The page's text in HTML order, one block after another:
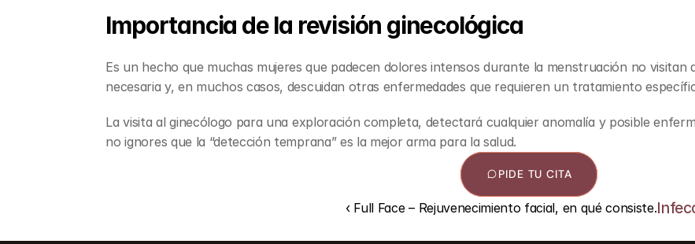
Importancia de la revisión ginecológica
Es un hecho que muchas mujeres que padecen dolores intensos durante la menstruación no
necesaria y, en muchos casos, descuidan otras enfermedades que requieren un tratamiento
La visita al ginecólogo para una exploración completa, detectará cualquier anomalía y posible
no ignores que la “detección temprana” es la mejor arma para la salud.
PIDE TU CITA
‹ Full Face – Rejuvenecimiento facial, en qué consiste.